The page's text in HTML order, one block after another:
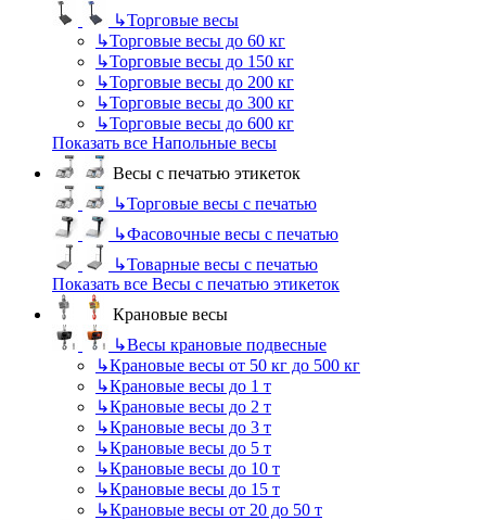
↳Торговые весы
↳Торговые весы до 60 кг
↳Торговые весы до 150 кг
↳Торговые весы до 200 кг
↳Торговые весы до 300 кг
↳Торговые весы до 600 кг
Показать все Напольные весы
Весы с печатью этикеток
↳Торговые весы с печатью
↳Фасовочные весы с печатью
↳Товарные весы с печатью
Показать все Весы с печатью этикеток
Крановые весы
↳Весы крановые подвесные
↳Крановые весы от 50 кг до 500 кг
↳Крановые весы до 1 т
↳Крановые весы до 2 т
↳Крановые весы до 3 т
↳Крановые весы до 5 т
↳Крановые весы до 10 т
↳Крановые весы до 15 т
↳Крановые весы от 20 до 50 т